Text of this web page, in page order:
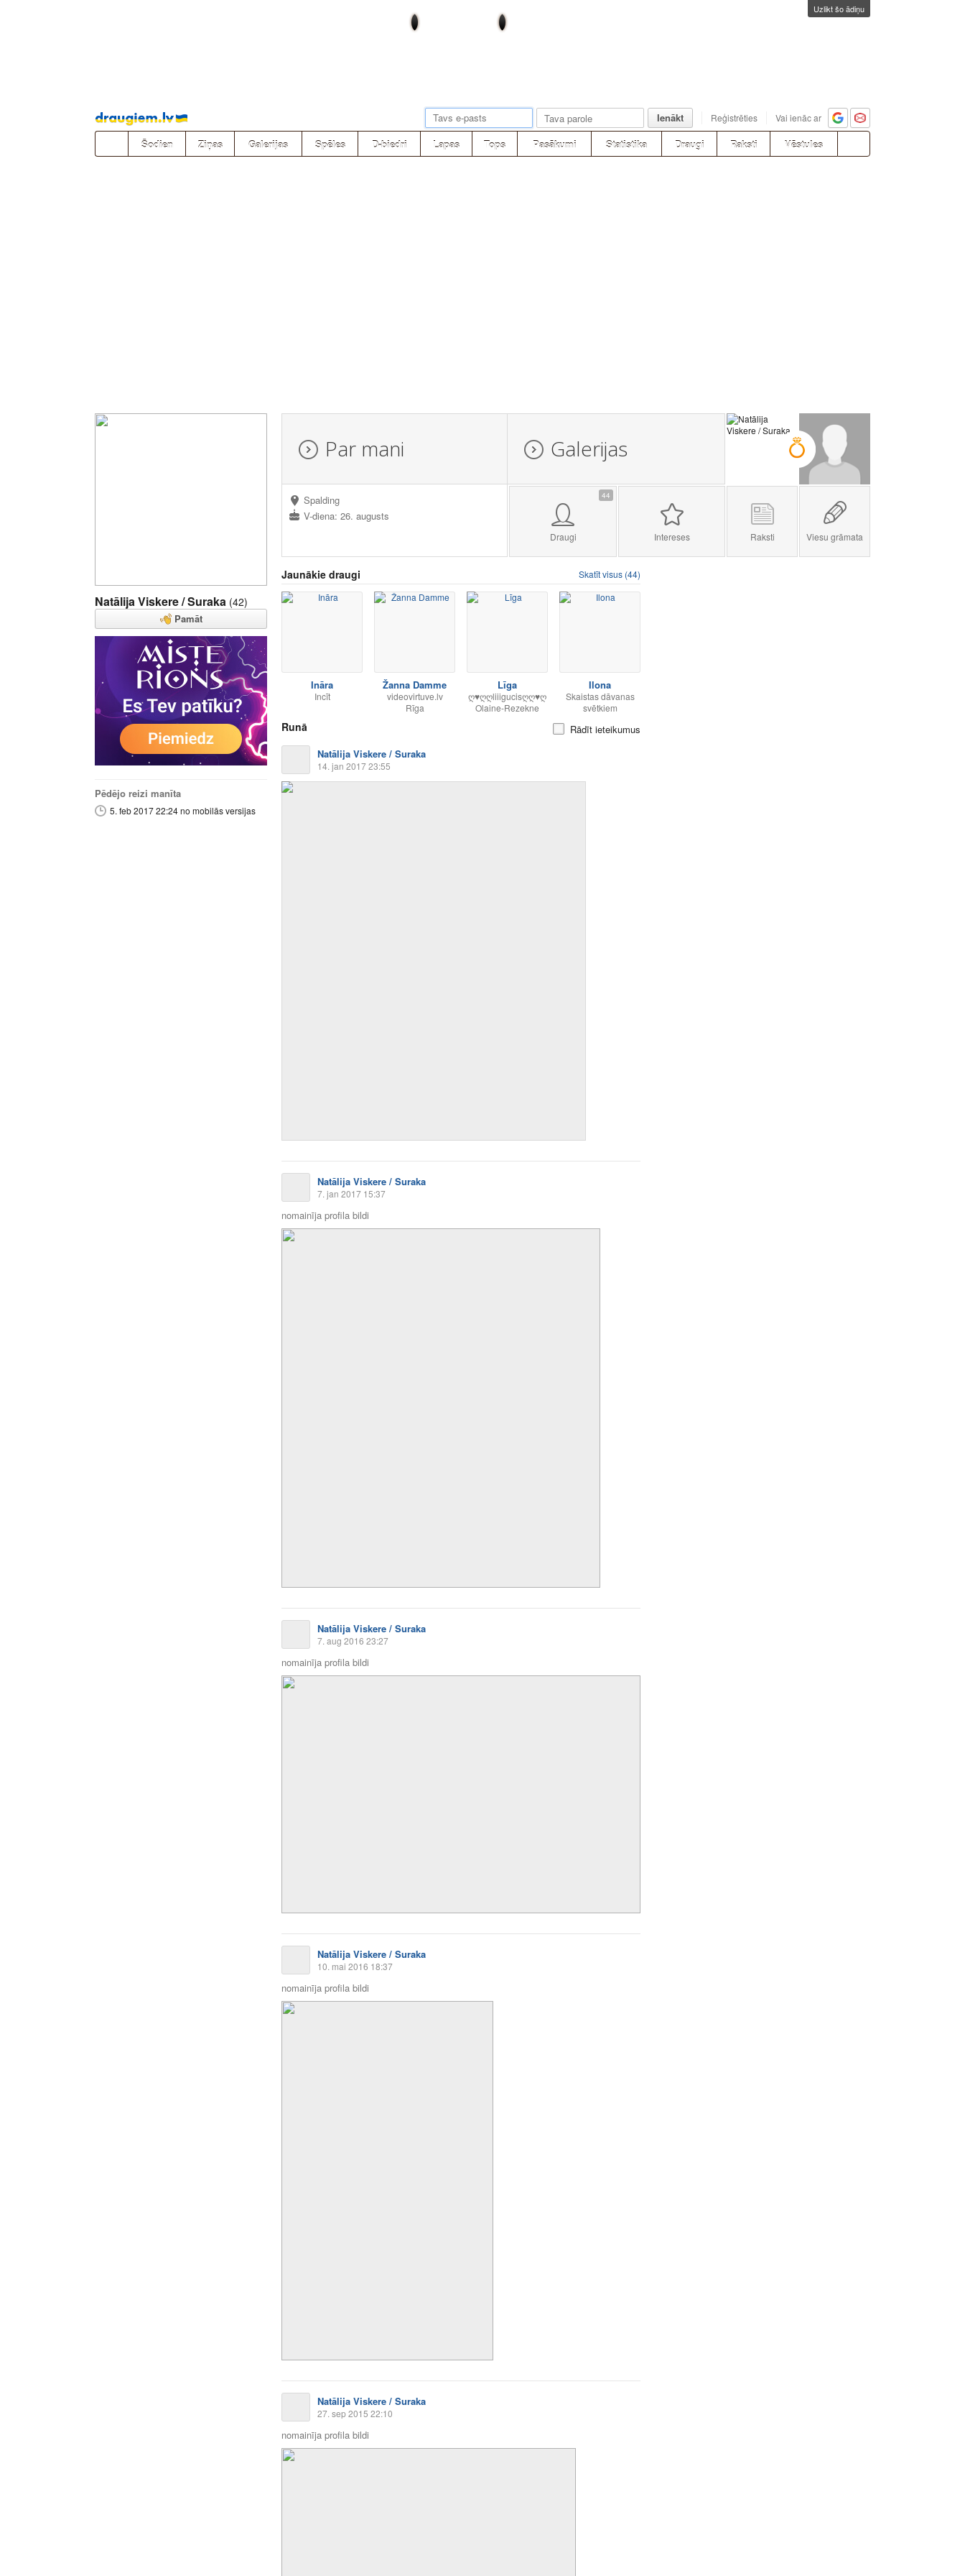
Uzlikt šo ādiņu
Pāriet
uz
saturu
Ienākt Reģistrēties Vai ienāc ar
Šodien Ziņas Galerijas Spēles D-biedri Lapas Tops Pasākumi Statistika Draugi Raksti Vēstules
Natālija Viskere / Suraka (42)
Pamāt
Pēdējo reizi manīta
5. feb 2017 22:24 no mobilās versijas
Par mani Galerijas
Spalding
V-diena: 26. augusts
44
Draugi Intereses Raksti Viesu grāmata
Jaunākie draugi Skatīt visus (44)
Ināra
Incīt
Žanna Damme
videovirtuve.lv
Rīga
Līga
ღ♥ღღliiigucisღღ♥ღ
Olaine-Rezekne
Ilona
Skaistas dāvanas
svētkiem
Runā
Rādīt ieteikumus
Natālija Viskere / Suraka
14. jan 2017 23:55
Natālija Viskere / Suraka
7. jan 2017 15:37
nomainīja profila bildi
Natālija Viskere / Suraka
7. aug 2016 23:27
nomainīja profila bildi
Natālija Viskere / Suraka
10. mai 2016 18:37
nomainīja profila bildi
Natālija Viskere / Suraka
27. sep 2015 22:10
nomainīja profila bildi